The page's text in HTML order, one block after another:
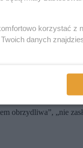
(w klasie, w
psychika
to maska
w
obrzydliwa”, „nie
korzystać z
danych